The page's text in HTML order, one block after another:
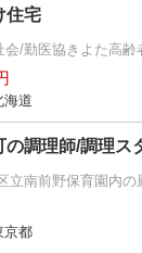
住宅
/勤医協きよた高齢
海道
調理師/調理ス
立南前野保育園内の
京都